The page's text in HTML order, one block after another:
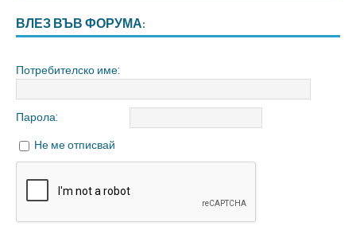
ВЛЕЗ ВЪВ ФОРУМА:
Потребителско име:
Парола:
Не ме отписвай